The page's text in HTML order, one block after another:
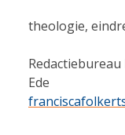
theologie,
Ede